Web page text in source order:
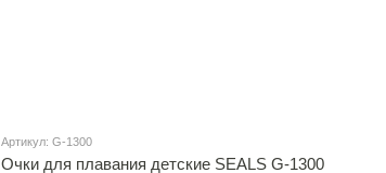
Артикул: G-1300
Очки для плавания детские SEALS G-1300